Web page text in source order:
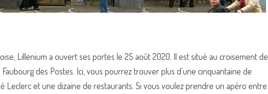
Lillenium a ouvert ses portes le 25 août 2020. Il est situé au croisement de
des Postes. Ici, vous pourrez trouver plus d’une cinquantaine de
Leclerc et une dizaine de restaurants. Si vous voulez prendre un apéro entre